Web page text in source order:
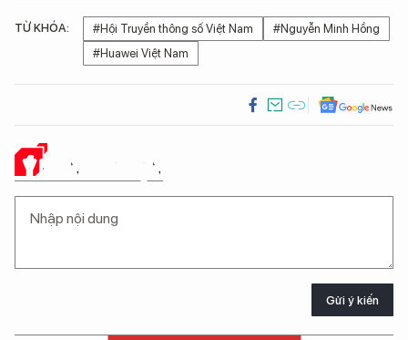
TỪ KHÓA: #Hội Truyền thông số Việt Nam
#Nguyễn Minh Hồng
#Huawei Việt Nam
Ý KIẾN CỦA BẠN
Gửi ý kiến